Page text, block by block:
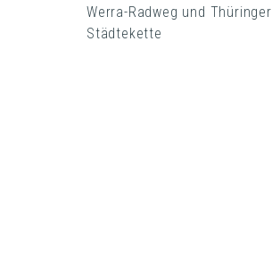
Werra-Radweg und Thüringer
Städtekette